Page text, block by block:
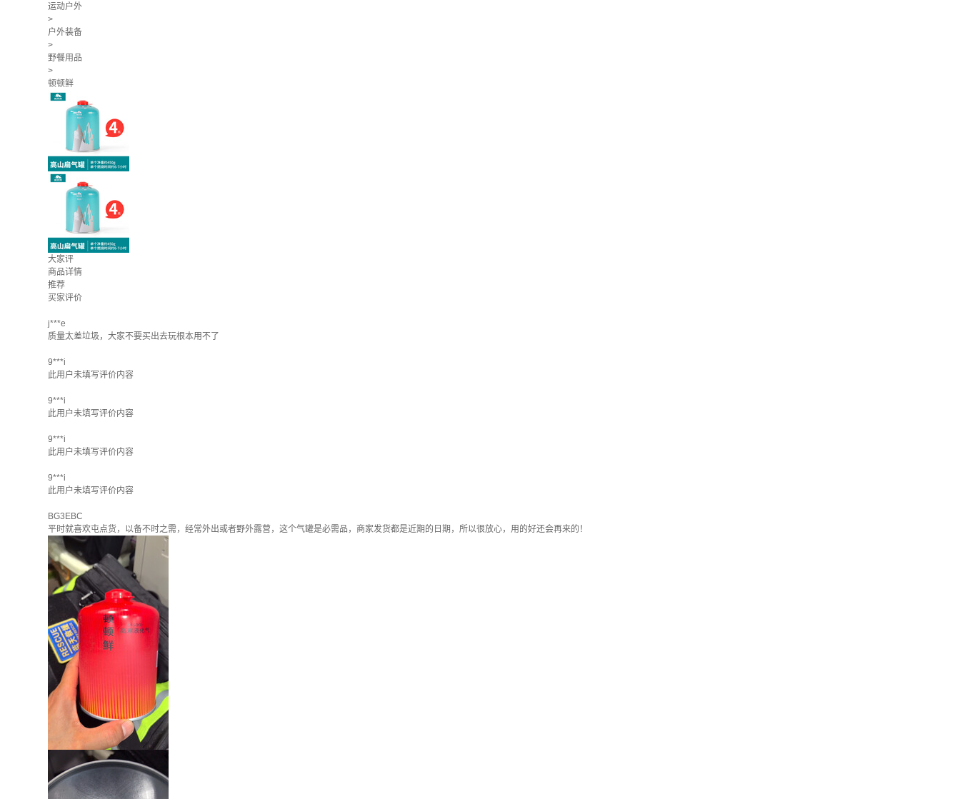
运动户外
>
户外装备
>
野餐用品
>
顿顿鲜
大家评
商品详情
推荐
买家评价
j***e
质量太差垃圾，大家不要买出去玩根本用不了
9***i
此用户未填写评价内容
9***i
此用户未填写评价内容
9***i
此用户未填写评价内容
9***i
此用户未填写评价内容
BG3EBC
平时就喜欢屯点货，以备不时之需，经常外出或者野外露营，这个气罐是必需品，商家发货都是近期的日期，所以很放心，用的好还会再来的！